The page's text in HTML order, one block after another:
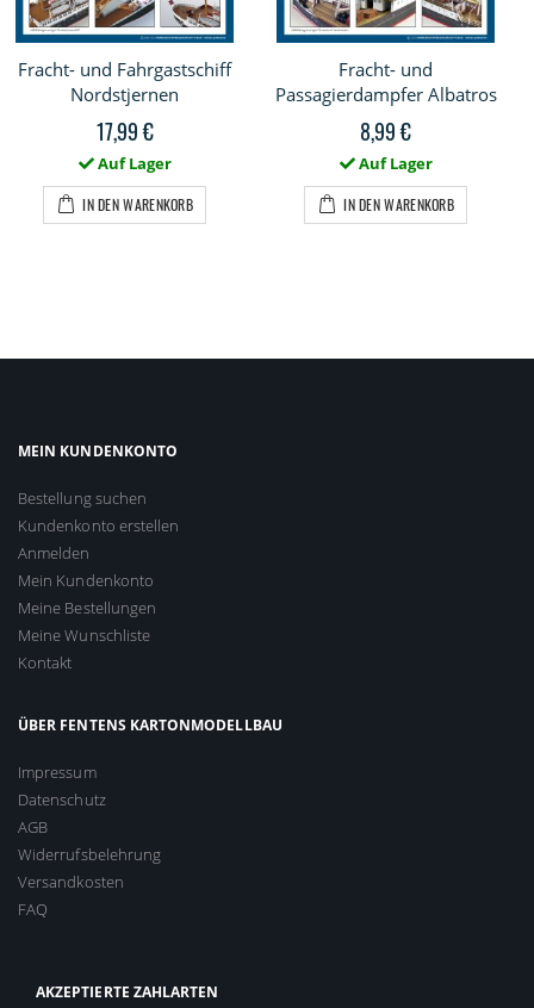
Fracht- und Fahrgastschiff
Nordstjernen
17,99 €
Auf Lager
IN DEN WARENKORB
Fracht- und
Passagierdampfer Albatros
8,99 €
Auf Lager
IN DEN WARENKORB
MEIN KUNDENKONTO
Bestellung suchen
Kundenkonto erstellen
Anmelden
Mein Kundenkonto
Meine Bestellungen
Meine Wunschliste
Kontakt
ÜBER FENTENS KARTONMODELLBAU
Impressum
Datenschutz
AGB
Widerrufsbelehrung
Versandkosten
FAQ
AKZEPTIERTE ZAHLARTEN